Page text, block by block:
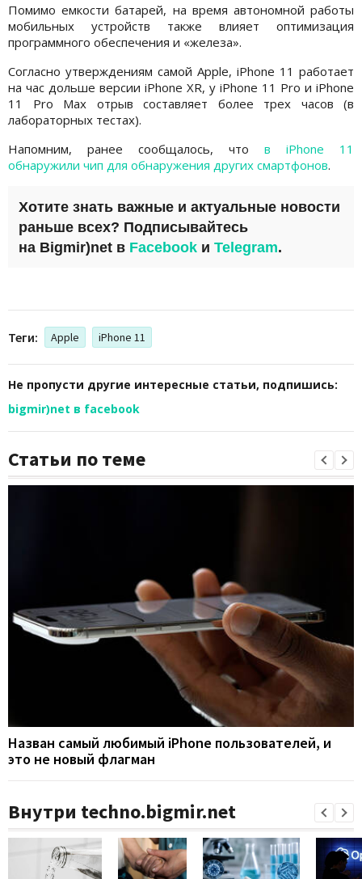
Помимо емкости батарей, на время автономной работы
мобильных устройств также влияет оптимизация
программного обеспечения и «железа».
Согласно утверждениям самой Apple, iPhone 11 работает
на час дольше версии iPhone XR, у iPhone 11 Pro и iPhone
11 Pro Max отрыв составляет более трех часов (в
лабораторных тестах).
Напомним, ранее сообщалось, что в iPhone 11
обнаружили чип для обнаружения других смартфонов.
Хотите знать важные и актуальные новости
раньше всех? Подписывайтесь
на Bigmir)net в Facebook и Telegram.
Теги: Apple iPhone 11
Не пропусти другие интересные статьи, подпишись:
bigmir)net в facebook
Статьи по теме
Назван самый любимый iPhone пользователей, и
это не новый флагман
Внутри techno.bigmir.net